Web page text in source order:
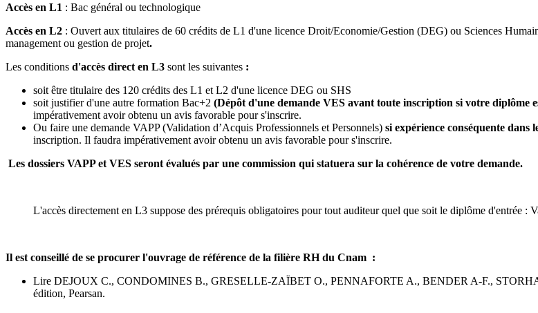
Accès en L1 : Bac général ou technologique
Accès en L2 : Ouvert aux titulaires de 60 crédits de L1 d'une licence Droit/Economie/Gestion (DEG) ou Sciences
management ou gestion de projet.
Les conditions d'accès direct en L3 sont les suivantes :
soit être titulaire des 120 crédits des L1 et L2 d'une licence DEG ou SHS
soit justifier d'une autre formation Bac+2 (Dépôt d'une demande VES avant toute inscription si votre diplôme
impérativement avoir obtenu un avis favorable pour s'inscrire.
Ou faire une demande VAPP (Validation d’Acquis Professionnels et Personnels) si expérience conséquente
inscription. Il faudra impérativement avoir obtenu un avis favorable pour s'inscrire.
Les dossiers VAPP et VES seront évalués par une commission qui statuera sur la cohérence de votre demande.
L'accès directement en L3 suppose des prérequis obligatoires pour tout auditeur quel que soit le diplôme d'entrée
Il est conseillé de se procurer l'ouvrage de référence de la filière RH du Cnam :
Lire DEJOUX C., CONDOMINES B., GRESELLE-ZAÏBET O., PENNAFORTE A., BENDER A-F.,
édition, Pearsan.